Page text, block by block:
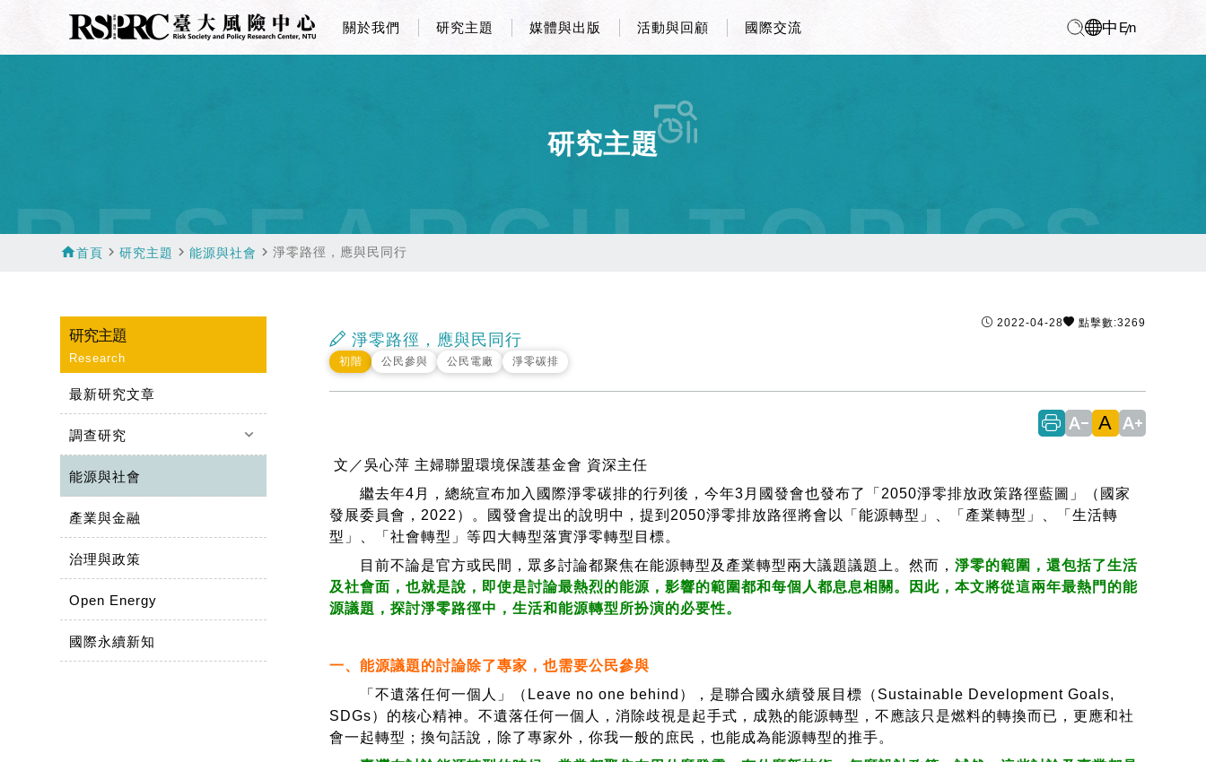
中 En
關於我們 研究主題 媒體與出版 活動與回顧 國際交流
研究主題
RESEARCH TOPICS
home首頁 navigate_next研究主題 navigate_next能源與社會 navigate_next淨零路徑，應與民同行
研究主題
Research
最新研究文章
調查研究 keyboard_arrow_down
能源與社會
產業與金融
治理與政策
Open Energy
國際永續新知
2022-04-28 點擊數:3269
淨零路徑，應與民同行
初階 公民參與 公民電廠 淨零碳排
text_decrease A text_increase
文／吳心萍 主婦聯盟環境保護基金會 資深主任
繼去年4月，總統宣布加入國際淨零碳排的行列後，今年3月國發會也發布了「2050淨零排放政策路徑藍圖」（國家
發展委員會，2022）。國發會提出的說明中，提到2050淨零排放路徑將會以「能源轉型」、「產業轉型」、「生活轉
型」、「社會轉型」等四大轉型落實淨零轉型目標。
目前不論是官方或民間，眾多討論都聚焦在能源轉型及產業轉型兩大議題議題上。然而，淨零的範圍，還包括了生活
及社會面，也就是說，即使是討論最熱烈的能源，影響的範圍都和每個人都息息相關。因此，本文將從這兩年最熱門的能
源議題，探討淨零路徑中，生活和能源轉型所扮演的必要性。
一、能源議題的討論除了專家，也需要公民參與
「不遺落任何一個人」（Leave no one behind），是聯合國永續發展目標（Sustainable Development Goals,
SDGs）的核心精神。不遺落任何一個人，消除歧視是起手式，成熟的能源轉型，不應該只是燃料的轉換而已，更應和社
會一起轉型；換句話說，除了專家外，你我一般的庶民，也能成為能源轉型的推手。